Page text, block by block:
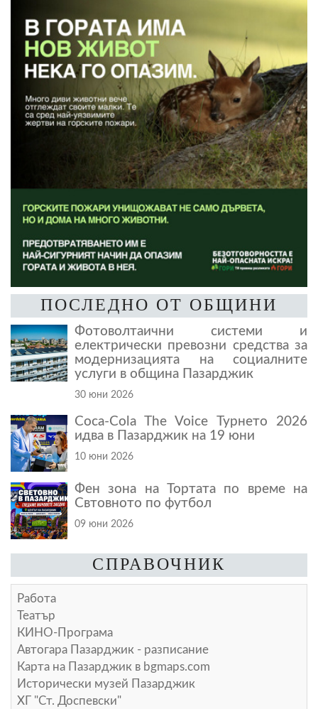
ПОСЛЕДНО ОТ ОБЩИНИ
Фотоволтаични системи и
електрически превозни средства за
модернизацията на социалните
услуги в община Пазарджик
30 юни 2026
Coca-Cola The Voice Турнето 2026
идва в Пазарджик на 19 юни
10 юни 2026
Фен зона на Тортата по време на
Свтовното по футбол
09 юни 2026
СПРАВОЧНИК
Работа
Театър
КИНО-Програма
Автогара Пазарджик - разписание
Карта на Пазарджик в bgmaps.com
Исторически музей Пазарджик
ХГ "Ст. Доспевски"